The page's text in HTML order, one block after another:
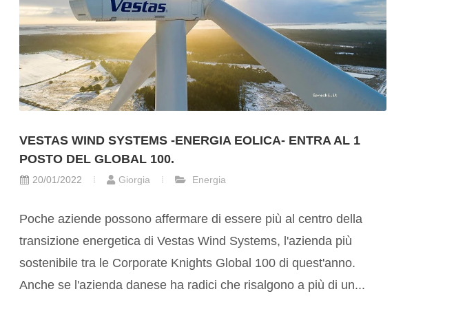
VESTAS WIND SYSTEMS -ENERGIA EOLICA- ENTRA AL 1
POSTO DEL GLOBAL 100.
20/01/2022 Giorgia Energia
Poche aziende possono affermare di essere più al centro della
transizione energetica di Vestas Wind Systems, l'azienda più
sostenibile tra le Corporate Knights Global 100 di quest'anno.
Anche se l'azienda danese ha radici che risalgono a più di un...